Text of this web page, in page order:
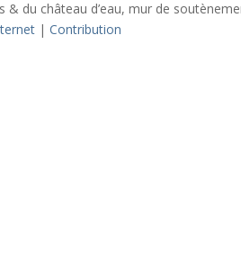
& du château d’eau, mur de
|Contribution